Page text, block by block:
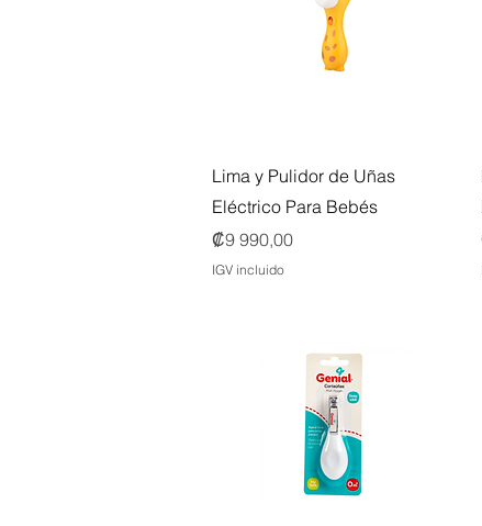
Vista rápida
Lima y Pulidor de Uñas
Eléctrico Para Bebés
Precio
₡9 990,00
IGV incluido